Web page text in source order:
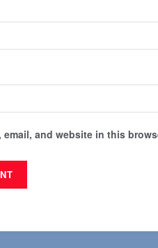
email, and website in this